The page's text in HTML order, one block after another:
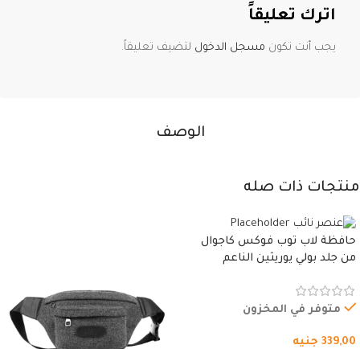
الوصف
اترك تعليقاً
يجب أنت تكون مسجل الدخول لتضيف تعليقاً.
منتجات ذات صله
حافظة لاب توب فوكس كاجوال
من جلد بولي يوريثين الناعم
وسوستة.
متوفر في المخزون
339,00 جنيه